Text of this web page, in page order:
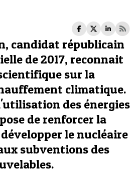
candidat républicain
de 2017, reconnait
sur la
climatique.
des énergies
de renforcer la
le nucléaire
subventions des